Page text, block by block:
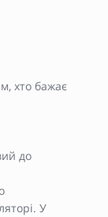
хто бажає
до
У